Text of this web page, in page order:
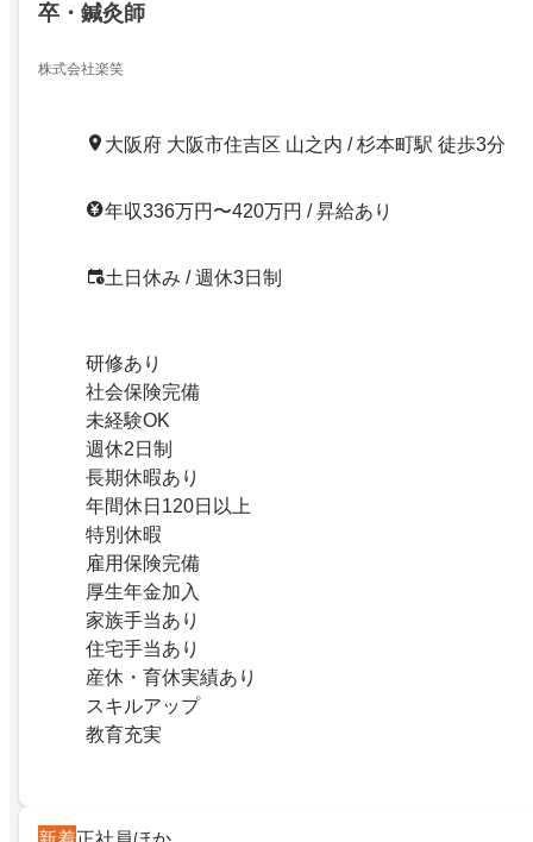
卒・鍼灸師
株式会社楽笑
大阪府 大阪市住吉区 山之内 / 杉本町駅 徒歩3分
年収336万円〜420万円 / 昇給あり
土日休み / 週休3日制
研修あり
社会保険完備
未経験OK
週休2日制
長期休暇あり
年間休日120日以上
特別休暇
雇用保険完備
厚生年金加入
家族手当あり
住宅手当あり
産休・育休実績あり
スキルアップ
教育充実